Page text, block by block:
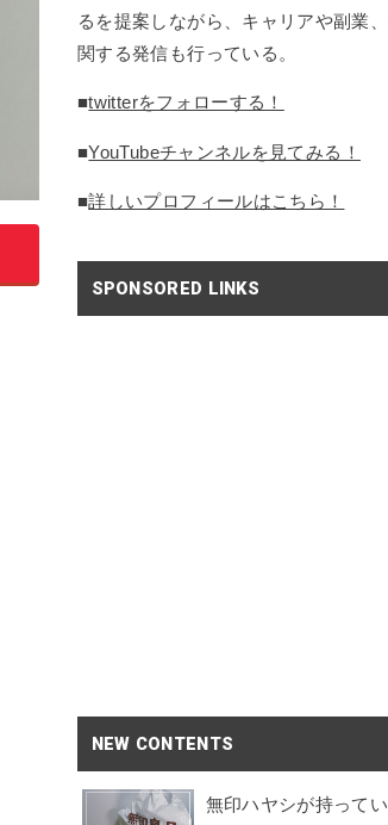
るを提案しながら、キャリアや副業
関する発信も行っている。
■twitterをフォローする！
■YouTubeチャンネルを見てみる！
■詳しいプロフィールはこちら！
SPONSORED LINKS
NEW CONTENTS
無印ハヤシが持って